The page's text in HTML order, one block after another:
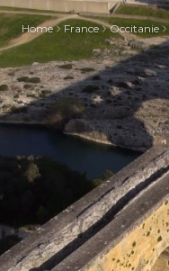
Home France Occitanie